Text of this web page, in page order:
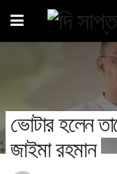
ভোটার হলেন
জাইমা রহমান